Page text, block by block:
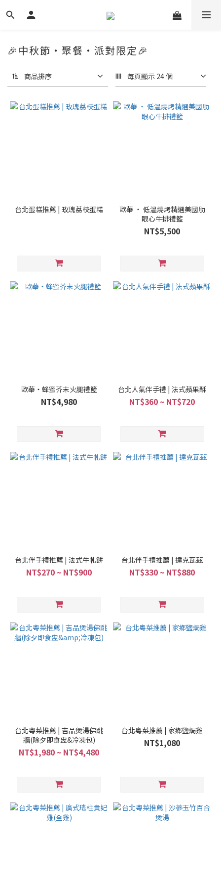
🎉中秋節‧聚餐‧派對限定🎉
商品排序 每頁顯示 24 個
台北蛋糕推薦 | 玫瑰荔枝蛋糕
歐華 ‧ 低溫燒烤精選美國肋
眼心牛排禮籃
NT$5,500
歐華‧蜂蜜芥末火腿禮籃
NT$4,980
台北人氣伴手禮 | 法式蘋果酥
NT$360 ~ NT$720
台北伴手禮推薦 | 法式牛軋餅
NT$270 ~ NT$900
台北伴手禮推薦 | 達克瓦茲
NT$330 ~ NT$880
台北粵菜推薦 | 吉品煲湯佛跳
牆(除夕即食盅&冷凍包)
NT$1,980 ~ NT$4,480
台北粵菜推薦 | 家鄉鹽焗雞
NT$1,080